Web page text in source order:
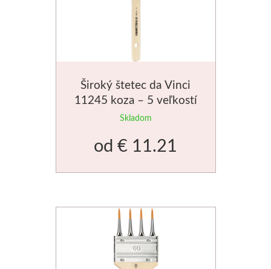
Široký štetec da Vinci
11245 koza – 5 veľkostí
Skladom
od € 11.21